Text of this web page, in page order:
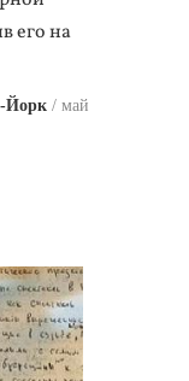
его на
Йорк
май